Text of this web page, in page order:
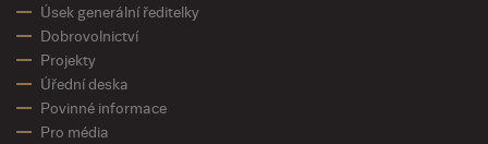
Úsek generální ředitelky
Dobrovolnictví
Projekty
Úřední deska
Povinné informace
Pro média